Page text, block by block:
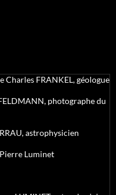
Charles FRANKEL, géologue
photographe du
astrophysicien
Luminet